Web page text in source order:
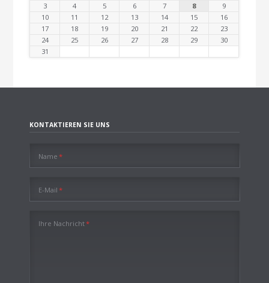
3
4 5 6 7 8
9
10
11 12 13 14 15
16
17
18 19 20 21 22
23
24
25 26 27 28 29
30
31
KONTAKTIEREN SIE UNS
Pflichtfeld
Name *
Pflichtfeld
E-Mail *
Pflichtfeld
Ihre Nachricht*